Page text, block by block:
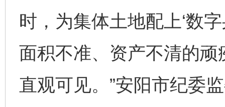
时，为集体土地配上‘数
面积不准、资产不清的
直观可见。”安阳市纪委